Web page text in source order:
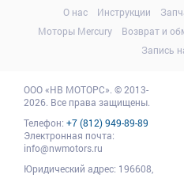
О нас
Инструкции
Моторы Mercury
Возврат и
Запись
ООО«НВ МОТОРС» © 2013-
2026. Все права защищены.
Телефон: +7 (812) 949-89-89
Электронная почта:
info@nwmotors.ru
Юридический адрес: 196608